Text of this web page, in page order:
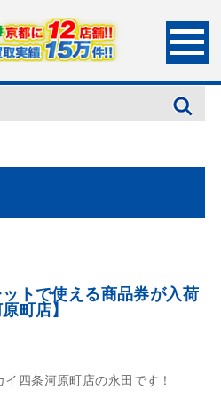
トで使える商品券が入荷しまし
トで使える商品券が入荷
町店】
四条河原町店の永田です！